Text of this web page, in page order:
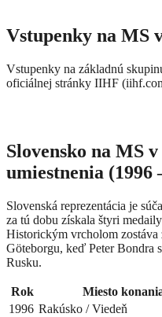
Vstupenky na MS
Vstupenky na základnú
oficiálnej stránky IIHF
Slovensko na MS
umiestnenia (1996
Slovenská reprezentácia je
za tú dobu získala štyri
Historickým vrcholom zostáva
Göteborgu, keď Peter Bondra
Rusku.
Rok Miesto
1996 Rakúsko / Viedeň